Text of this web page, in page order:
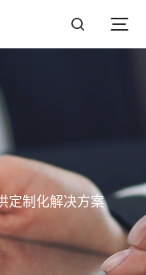
定制化解决方案